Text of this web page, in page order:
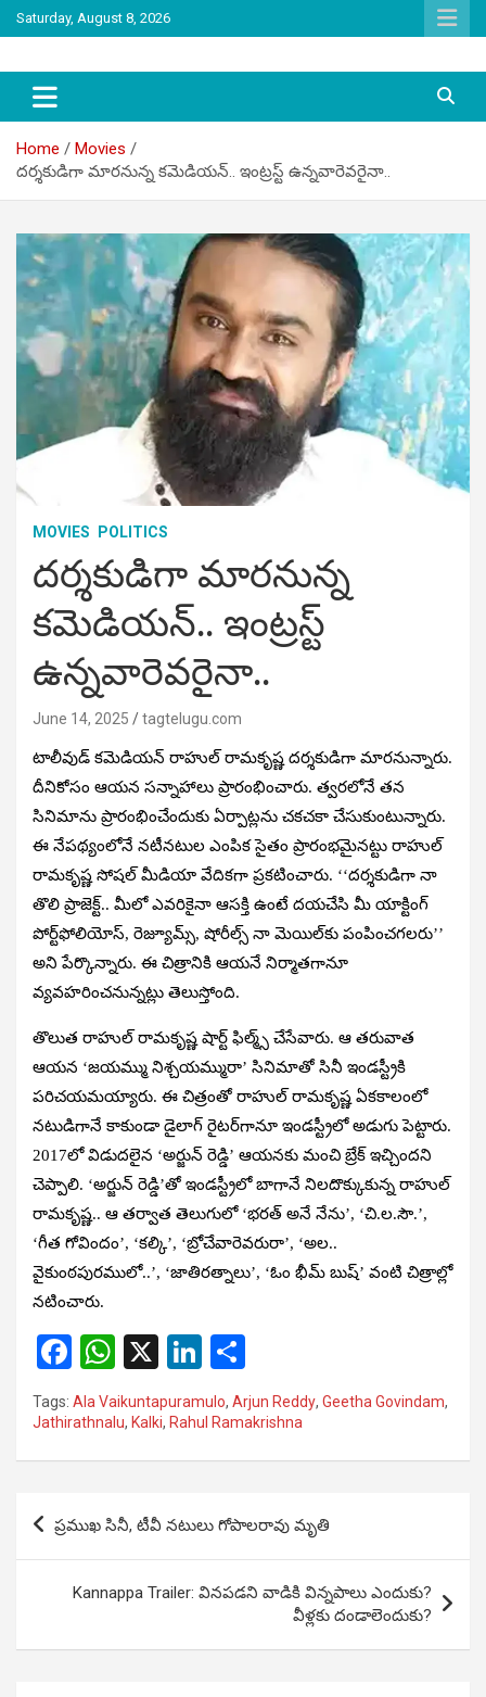
Skip
to
Saturday, August 8, 2026
Tag Telugu
Home
Movies
దర్శకుడిగా మారనున్న కమెడియన్.. ఇంట్రస్ట్ ఉన్నవారెవరైనా..
MOVIES POLITICS
దర్శకుడిగా మారనున్న
కమెడియన్.. ఇంట్రస్ట్
ఉన్నవారెవరైనా..
June 14, 2025 tagtelugu.com
టాలీవుడ్‌ కమెడియన్‌ రాహుల్‌ రామకృష్ణ దర్శకుడిగా మారనున్నారు.
దీనికోసం ఆయన సన్నాహాలు ప్రారంభించారు. త్వరలోనే తన
సినిమాను ప్రారంభించేందుకు ఏర్పాట్లను చకచకా చేసుకుంటున్నారు.
ఈ నేపథ్యంలోనే నటీనటుల ఎంపిక సైతం ప్రారంభమైనట్టు రాహుల్
రామకృష్ణ సోషల్ మీడియా వేదికగా ప్రకటించారు. ‘‘దర్శకుడిగా నా
తొలి ప్రాజెక్ట్‌.. మీలో ఎవరికైనా ఆసక్తి ఉంటే దయచేసి మీ యాక్టింగ్
పోర్ట్‌ఫోలియోస్, రెజ్యూమ్స్, షోరీల్స్‌ నా మెయిల్‌కు పంపించగలరు’’
అని పేర్కొన్నారు. ఈ చిత్రానికి ఆయనే నిర్మాతగానూ
వ్యవహరించనున్నట్లు తెలుస్తోంది.
తొలుత రాహుల్ రామకృష్ణ షార్ట్‌ ఫిల్మ్స్‌ చేసేవారు. ఆ తరువాత
ఆయన ‘జయమ్ము నిశ్చయమ్మురా’ సినిమాతో సినీ ఇండస్ట్రీకి
పరిచయమయ్యారు. ఈ చిత్రంతో రాహుల్ రామకృష్ణ ఏకకాలంలో
నటుడిగానే కాకుండా డైలాగ్‌ రైటర్‌గానూ ఇండస్ట్రీలో అడుగు పెట్టారు.
2017లో విడుదలైన ‘అర్జున్‌ రెడ్డి’ ఆయనకు మంచి బ్రేక్ ఇచ్చిందని
చెప్పాలి. ‘అర్జున్ రెడ్డి’తో ఇండస్ట్రీలో బాగానే నిలదొక్కుకున్న రాహుల్
రామకృష్ణ.. ఆ తర్వాత తెలుగులో ‘భరత్‌ అనే నేను’, ‘చి.ల.సౌ.’,
‘గీత గోవిందం’, ‘కల్కి’, ‘బ్రోచేవారెవరురా’, ‘అల..
వైకుంఠపురములో..’, ‘జాతిరత్నాలు’, ‘ఓం భీమ్‌ బుష్‌’ వంటి చిత్రాల్లో
నటించారు.
F
a
ce
b
o
k
W
h
at
s
p
p
X
Li
n
ke
dI
h
ar
e
Tags: Ala Vaikuntapuramulo, Arjun Reddy, Geetha Govindam,
Jathirathnalu, Kalki, Rahul Ramakrishna
navigation
ప్రముఖ సినీ, టీవీ నటులు గోపాలరావు మృతి
Kannappa Trailer: వినపడని వాడికి విన్నపాలు ఎందుకు?
వీళ్లకు దండాలెందుకు?